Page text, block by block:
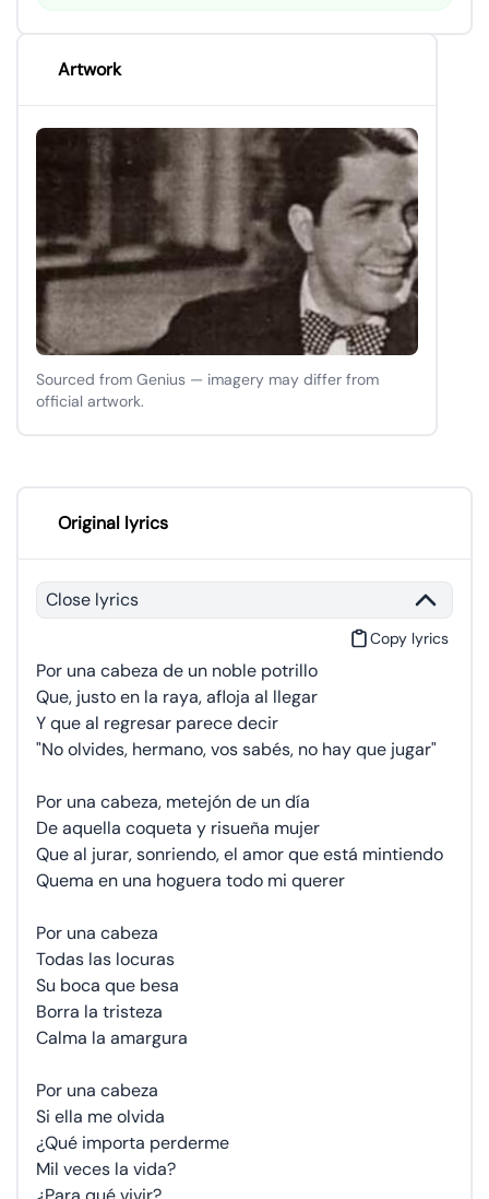
Artwork
Sourced from Genius — imagery may differ from
official artwork.
Original lyrics
Close lyrics
Copy lyrics
Por una cabeza de un noble potrillo
Que, justo en la raya, afloja al llegar
Y que al regresar parece decir
"No olvides, hermano, vos sabés, no hay que jugar"
Por una cabeza, metejón de un día
De aquella coqueta y risueña mujer
Que al jurar, sonriendo, el amor que está mintiendo
Quema en una hoguera todo mi querer
Por una cabeza
Todas las locuras
Su boca que besa
Borra la tristeza
Calma la amargura
Por una cabeza
Si ella me olvida
¿Qué importa perderme
Mil veces la vida?